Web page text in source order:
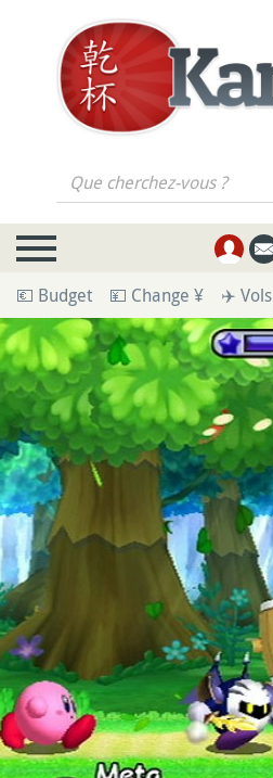
Que cherchez-vous ?
💶 Budget 💴 Change ¥ ✈️ Vols